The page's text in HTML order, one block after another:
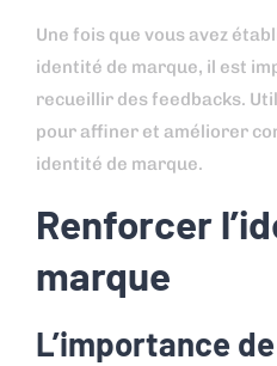
Une fois que vous avez
identité de marque, il est
recueillir des feedbacks.
pour affiner et améliorer
identité de marque.
Renforcer
marque
L’importance